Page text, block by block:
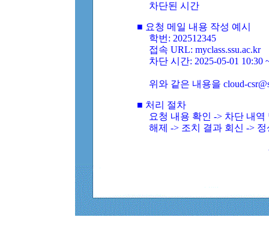
차단된 시간
■ 요청 메일 내용 작성 예시
학번: 202512345
접속 URL: myclass.ssu.ac.kr
차단 시간: 2025-05-01 10:30
위와 같은 내용을 cloud-
■ 처리 절차
요청 내용 확인 -> 차단 내
해제 -> 조치 결과 회신 ->